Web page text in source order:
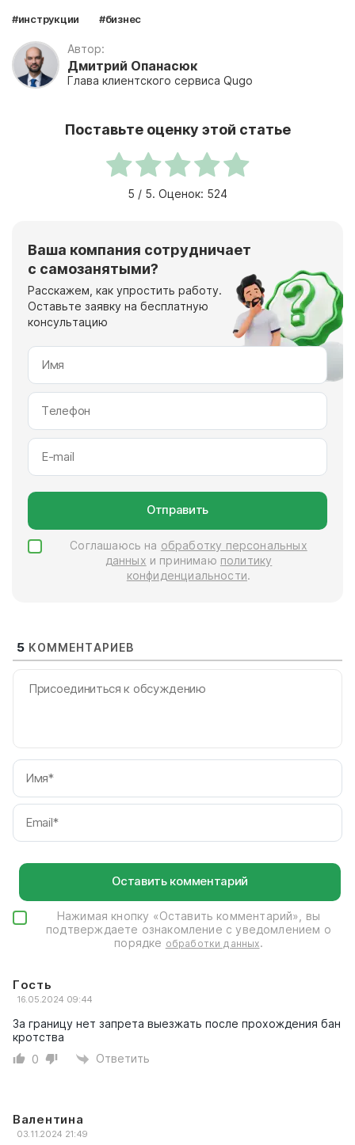
#инструкции #бизнес
Автор:
Дмитрий Опанасюк
Глава клиентского сервиса Qugo
Поставьте оценку этой статье
5 / 5. Оценок: 524
Ваша компания сотрудничает
с самозанятыми?
Расскажем, как упростить работу.
Оставьте заявку на бесплатную
консультацию
Отправить
Соглашаюсь на обработку персональных
данных и принимаю политику
конфиденциальности.
5 КОММЕНТАРИЕВ
Нажимая кнопку «Оставить комментарий», вы
подтверждаете ознакомление с уведомлением о
порядке обработки данных.
Гость
16.05.2024 09:44
За границу нет запрета выезжать после прохождения бан
кротства
0
Ответить
Валентина
03.11.2024 21:49